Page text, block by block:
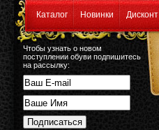
Каталог Новинки Дисконт
Чтобы узнать о новом
поступлении обуви подпишитесь
на рассылку: